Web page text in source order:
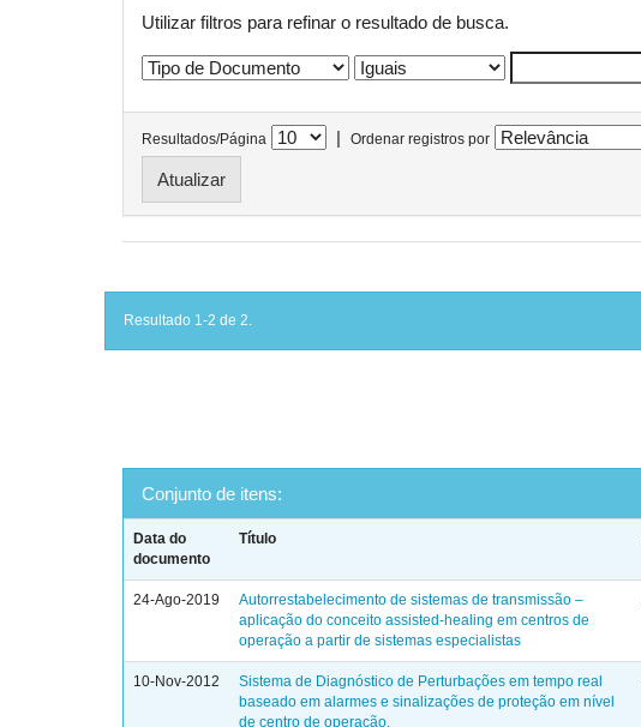
Utilizar filtros para refinar o resultado de busca.
Resultados/Página | Ordenar registros por
Resultado 1-2 de 2.
Conjunto de itens:
Data do
documento
Título
24-Ago-2019
Autorrestabelecimento de sistemas de transmissão –
aplicação do conceito assisted-healing em centros de
operação a partir de sistemas especialistas
10-Nov-2012
Sistema de Diagnóstico de Perturbações em tempo real
baseado em alarmes e sinalizações de proteção em nível
de centro de operação.